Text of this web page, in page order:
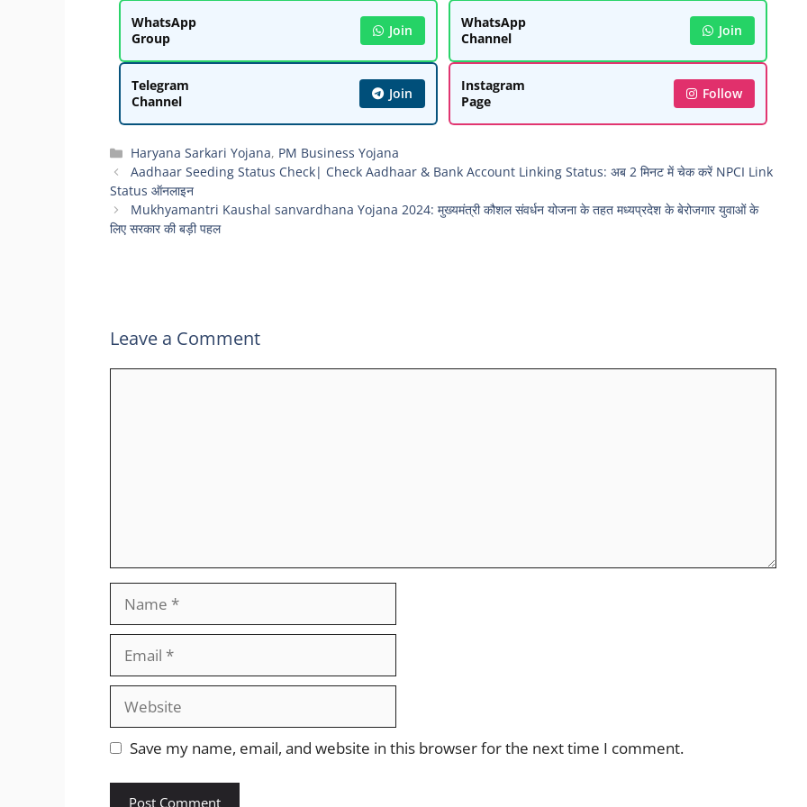
WhatsApp
Group
Join
WhatsApp
Channel
Join
Telegram
Channel
Join
Instagram
Page
Follow
Categories
Haryana Sarkari Yojana, PM Business Yojana
Aadhaar Seeding Status Check| Check Aadhaar & Bank Account Linking Status: अब 2 मिनट में चेक करें NPCI Link
Status ऑनलाइन
Mukhyamantri Kaushal sanvardhana Yojana 2024: मुख्यमंत्री कौशल संवर्धन योजना के तहत मध्यप्रदेश के बेरोजगार युवाओं के
लिए सरकार की बड़ी पहल
Leave a Comment
Website
Save my name, email, and website in this browser for the next time I comment.